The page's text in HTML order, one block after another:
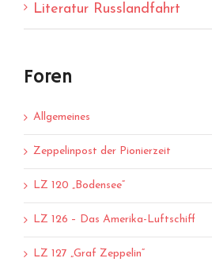
Literatur Russlandfahrt
Foren
Allgemeines
Zeppelinpost der Pionierzeit
LZ 120 „Bodensee“
LZ 126 – Das Amerika-Luftschiff
LZ 127 „Graf Zeppelin“